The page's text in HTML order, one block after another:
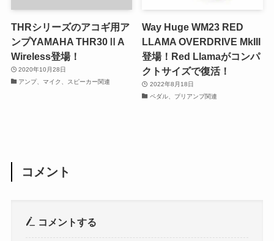
THRシリーズのアコギ用ア
ンプYAMAHA THR30ⅡA
Wireless登場！
2020年10月28日
アンプ、マイク、スピーカー関連
Way Huge WM23 RED
LLAMA OVERDRIVE MkIII
登場！Red Llamaがコンパ
クトサイズで復活！
2022年8月18日
ペダル、プリアンプ関連
コメント
コメントする